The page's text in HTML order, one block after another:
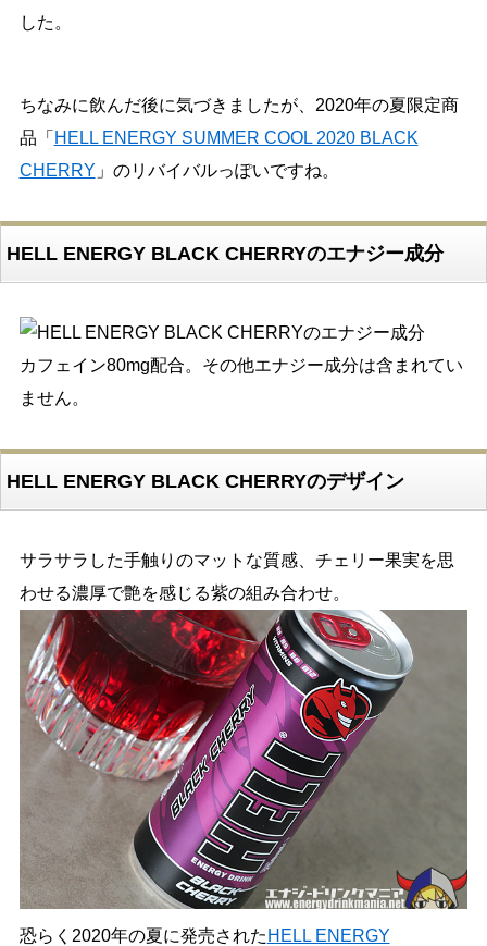
した。
ちなみに飲んだ後に気づきましたが、2020年の夏限定商
品「 HELL ENERGY SUMMER COOL 2020 BLACK
CHERRY 」のリバイバルっぽいですね。
HELL ENERGY BLACK CHERRYのエナジー成分
カフェイン80mg配合。その他エナジー成分は含まれてい
ません。
HELL ENERGY BLACK CHERRYのデザイン
サラサラした手触りのマットな質感、チェリー果実を思
わせる濃厚で艶を感じる紫の組み合わせ。
恐らく2020年の夏に発売された HELL ENERGY